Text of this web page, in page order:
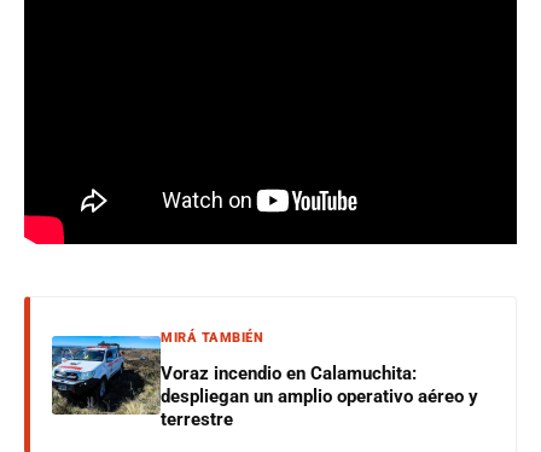
MIRÁ TAMBIÉN
Voraz incendio en Calamuchita:
despliegan un amplio operativo aéreo y
terrestre